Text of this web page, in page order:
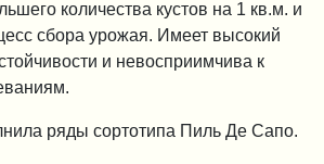
количества кустов на 1 кв.м. и
сбора урожая. Имеет высокий
и невосприимчива к
ряды сортотипа Пиль Де Сапо.